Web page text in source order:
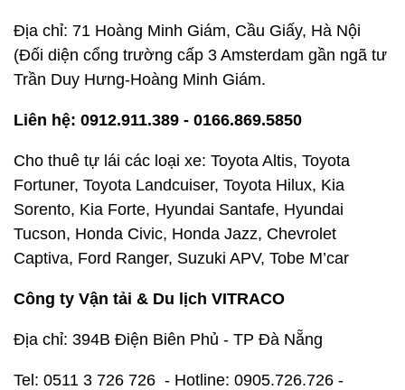
Địa chỉ: 71 Hoàng Minh Giám, Cầu Giấy, Hà Nội
(Đối diện cổng trường cấp 3 Amsterdam gần ngã tư
Trần Duy Hưng-Hoàng Minh Giám.
Liên hệ: 0912.911.389 - 0166.869.5850
Cho thuê tự lái các loại xe: Toyota Altis, Toyota
Fortuner, Toyota Landcuiser, Toyota Hilux, Kia
Sorento, Kia Forte, Hyundai Santafe, Hyundai
Tucson, Honda Civic, Honda Jazz, Chevrolet
Captiva, Ford Ranger, Suzuki APV, Tobe M’car
Công ty Vận tải & Du lịch VITRACO
Địa chỉ: 394B Điện Biên Phủ - TP Đà Nẵng
Tel: 0511 3 726 726 - Hotline: 0905.726.726 -